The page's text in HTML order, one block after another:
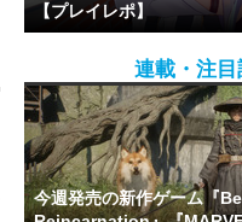
【プレイレポ】
連載・注目
今週発売の新作ゲーム『